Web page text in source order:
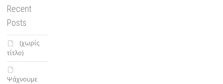
Recent
Posts
(χωρίς
τίτλο)
Ψάχνουμε